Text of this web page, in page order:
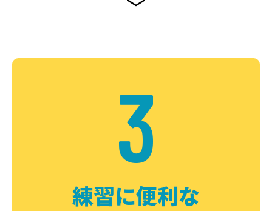
3
練習に便利な